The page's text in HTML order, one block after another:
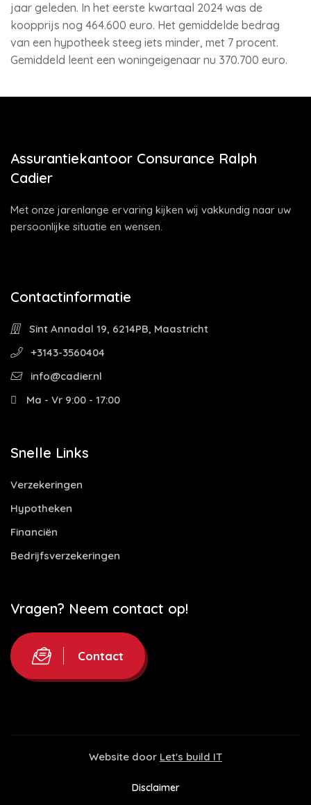
jaar geleden. In het eerste kwartaal 2024 was de
koopprijs nog 464.600 euro. Het gemiddelde bedrag
van een hypotheek steeg iets minder, met 7 procent.
Gemiddeld leent een woningeigenaar nu 370.700 euro.
Assurantiekantoor Consurance Ralph
Cadier
Met onze jarenlange ervaring kijken wij vakkundig naar uw
persoonlijke situatie en wensen.
Contactinformatie
Sint Annadal 19, 6214PB, Maastricht
+3143-3560404
info@cadier.nl
Ma - Vr 9:00 - 17:00
Snelle Links
Verzekeringen
Hypotheken
Financiën
Bedrijfsverzekeringen
Vragen? Neem contact op!
Contact
Website door Let's build IT
Disclaimer